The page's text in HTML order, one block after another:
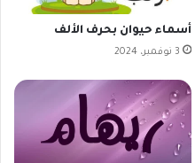
أسماء حيوان بحرف الألف
3 نوفمبر، 2024